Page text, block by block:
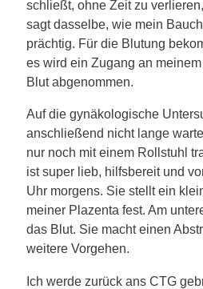
schließt, ohne Zeit zu
sagt dasselbe, wie mein
prächtig. Für die Blutung
es wird ein Zugang an
Blut abgenommen.
Auf die gynäkologische
anschließend nicht lange
nur noch mit einem Rollstuhl
ist super lieb, hilfsbereit und
Uhr morgens. Sie stellt ein
meiner Plazenta fest. Am
das Blut. Sie macht einen
weitere Vorgehen.
Ich werde zurück ans CTG